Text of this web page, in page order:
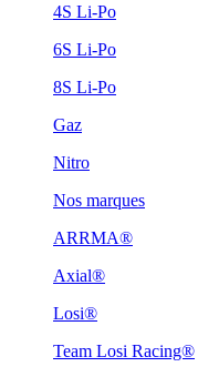
4S Li-Po
6S Li-Po
8S Li-Po
Gaz
Nitro
Nos marques
ARRMA®
Axial®
Losi®
Team Losi Racing®